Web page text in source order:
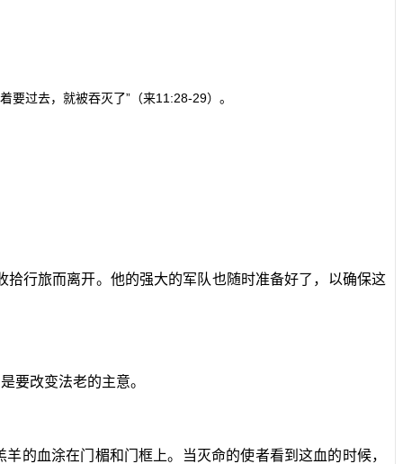
要过去，就被吞灭了”（来11:28-29）。
行旅而离开。他的强大的军队也随时准备好了，以确保这
要改变法老的主意。
的血涂在门楣和门框上。当灭命的使者看到这血的时候，